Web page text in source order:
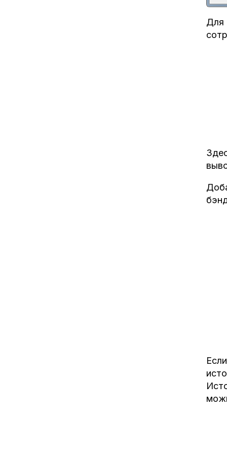
Для